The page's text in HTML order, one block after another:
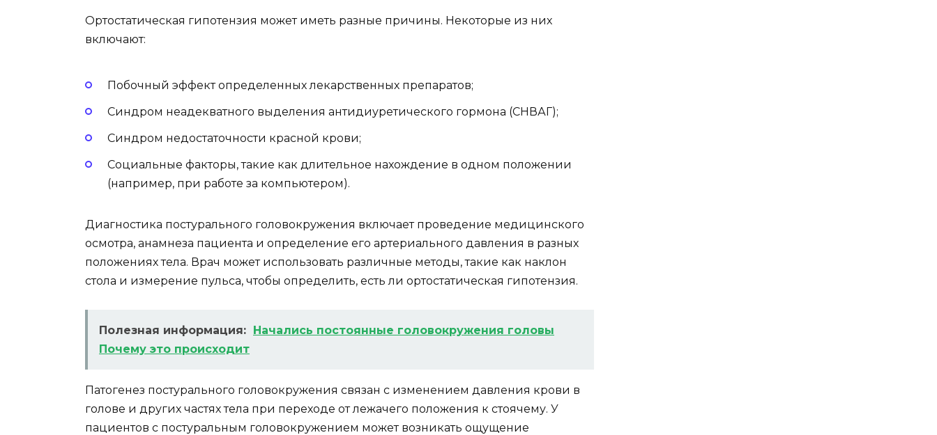
Ортостатическая гипотензия может иметь разные причины. Некоторые из них
включают:
Побочный эффект определенных лекарственных препаратов;
Синдром неадекватного выделения антидиуретического гормона (СНВАГ);
Синдром недостаточности красной крови;
Социальные факторы, такие как длительное нахождение в одном положении
(например, при работе за компьютером).
Диагностика постурального головокружения включает проведение медицинского
осмотра, анамнеза пациента и определение его артериального давления в разных
положениях тела. Врач может использовать различные методы, такие как наклон
стола и измерение пульса, чтобы определить, есть ли ортостатическая гипотензия.
Полезная информация: Начались постоянные головокружения головы
Почему это происходит
Патогенез постурального головокружения связан с изменением давления крови в
голове и других частях тела при переходе от лежачего положения к стоячему. У
пациентов с постуральным головокружением может возникать ощущение